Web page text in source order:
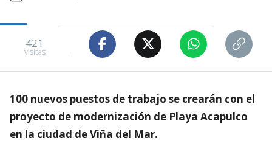
421
visitas
100 nuevos puestos de trabajo se crearán con el
proyecto de modernización de Playa Acapulco
en la ciudad de Viña del Mar.